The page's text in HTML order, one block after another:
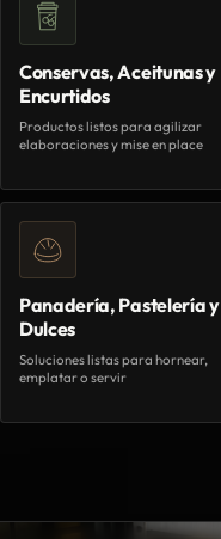
Conservas, Aceitunas y
Encurtidos
Productos listos para agilizar
elaboraciones y mise en place
Panadería, Pastelería y
Dulces
Soluciones listas para hornear,
emplatar o servir